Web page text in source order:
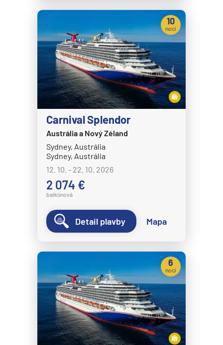
Carnival Splendor
Austrália a Nový Zéland
Sydney, Austrália
Sydney, Austrália
12. 10. - 22. 10. 2026
2 074 €
balkónová
10
nocí
Detail plavby Mapa
6
nocí